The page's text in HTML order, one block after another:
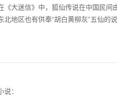
大迷信》中，狐仙传说在中国民间
地区也有供奉“胡白黄柳灰”五仙的
：